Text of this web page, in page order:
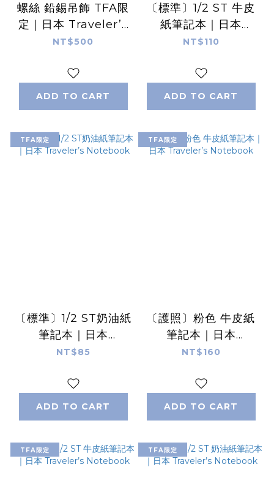
螺絲 鉛錫吊飾 TFA限
定｜日本 Traveler’s
Notebook
NT$500
ADD TO CART
〔標準〕1/2 ST 牛皮
紙筆記本｜日本
Traveler’s
NT$110
ADD TO CART
TFA限定
〔標準〕1/2 ST奶油紙
筆記本｜日本
Traveler’s
NT$85
ADD TO CART
TFA限定
〔護照〕粉色 牛皮紙
筆記本｜日本
Traveler’s
NT$160
ADD TO CART
TFA限定 TFA限定